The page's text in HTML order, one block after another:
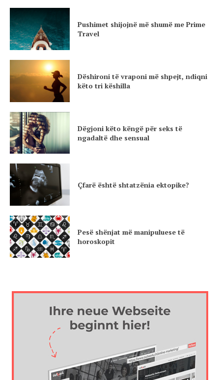
Pushimet shijojnë më shumë me Prime
Travel
Dëshironi të vraponi më shpejt, ndiqni
këto tri këshilla
Dëgjoni këto këngë për seks të
ngadaltë dhe sensual
Çfarë është shtatzënia ektopike?
Pesë shënjat më manipuluese të
horoskopit